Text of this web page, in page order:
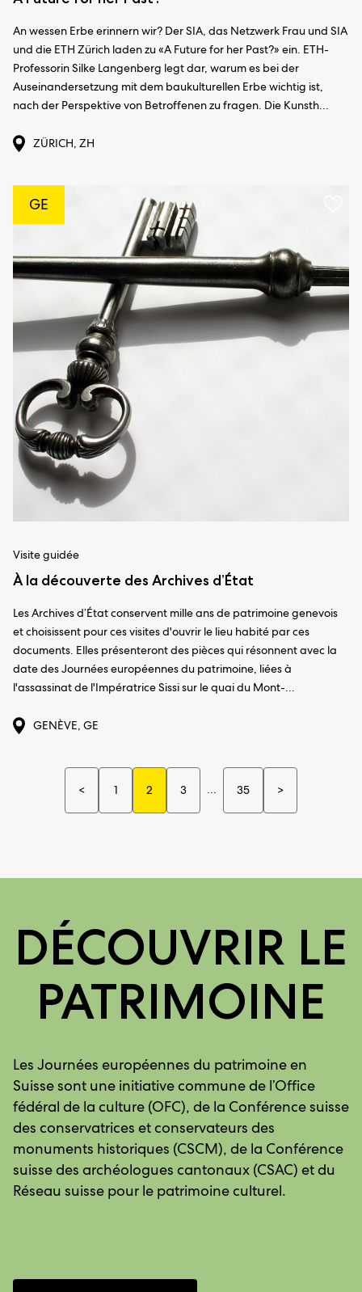
An wessen Erbe erinnern wir? Der SIA, das Netzwerk Frau und SIA
und die ETH Zürich laden zu «A Future for her Past?» ein. ETH-
Professorin Silke Langenberg legt dar, warum es bei der
Auseinandersetzung mit dem baukulturellen Erbe wichtig ist,
nach der Perspektive von Betroffenen zu fragen. Die Kunsth...
ZÜRICH, ZH
GE
Visite guidée
À la découverte des Archives d’État
Les Archives d’État conservent mille ans de patrimoine genevois
et choisissent pour ces visites d'ouvrir le lieu habité par ces
documents. Elles présenteront des pièces qui résonnent avec la
date des Journées européennes du patrimoine, liées à
l'assassinat de l'Impératrice Sissi sur le quai du Mont-...
GENÈVE, GE
<
12 manifestations précédentes
1 2 3 … 35 12
>
DÉCOUVRIR LE
PATRIMOINE
Les Journées européennes du patrimoine en
Suisse sont une initiative commune de l’Office
fédéral de la culture (OFC), de la Conférence suisse
des conservatrices et conservateurs des
monuments historiques (CSCM), de la Conférence
suisse des archéologues cantonaux (CSAC) et du
Réseau suisse pour le patrimoine culturel.